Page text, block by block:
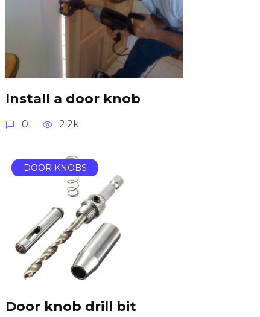
Install a door knob
0 2.2k.
DOOR KNOBS
Door knob drill bit